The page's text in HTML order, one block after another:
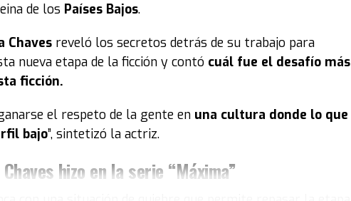
de los Países Bajos.
Chaves reveló los secretos detrás de su trabajo para
nueva etapa de la ficción y contó cuál fue el desafío más
ficción.
el respeto de la gente en una cultura donde lo que
bajo”, sintetizó la actriz.
hizo en la serie “Máxima”